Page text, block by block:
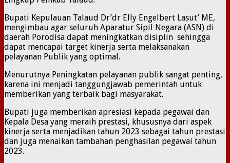
Bupati Kepulauan Talaud Dr’dr Elly Engelbert Lasut’ ME,
mengimbau agar seluruh Aparatur Sipil Negara (ASN) di
daerah Porodisa dapat meningkatkan disiplin sehingga
dapat mencapai target kinerja serta melaksanakan
pelayanan Publik yang optimal.
Menurutnya Peningkatan pelayanan publik sangat penting,
karena ini menjadi tanggungjawab pemerintah untuk
memberikan yang terbaik bagi masyarakat.
Bupati juga memberikan apresiasi kepada pegawai dan
Kepala Desa yang meraih prestasi, khususnya dari aspek
kinerja serta menjadikan tahun 2023 sebagai tahun prestasi
dan juga menaikan tambahan penghasilan pegawai tahun
2023.